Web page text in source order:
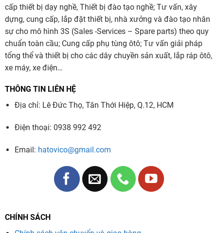
cấp thiết bị dạy nghề, Thiết bị đào tạo nghề; Tư vấn, xây
dựng, cung cấp, lắp đặt thiết bị, nhà xưởng và đào tạo nhân
sự cho mô hình 3S (Sales -Services – Spare parts) theo quy
chuẩn toàn cầu; Cung cấp phụ tùng ôtô; Tư vấn giải pháp
tổng thể và thiết bị cho các dây chuyền sản xuất, lắp ráp ôtô,
xe máy, xe điện…
THÔNG TIN LIÊN HỆ
Địa chỉ: Lê Đức Thọ, Tân Thới Hiệp, Q.12, HCM
Điện thoại: 0938 992 492
Email: hatovico@gmail.com
CHÍNH SÁCH